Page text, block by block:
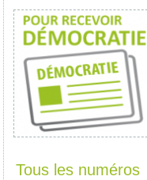
Tous les numéros